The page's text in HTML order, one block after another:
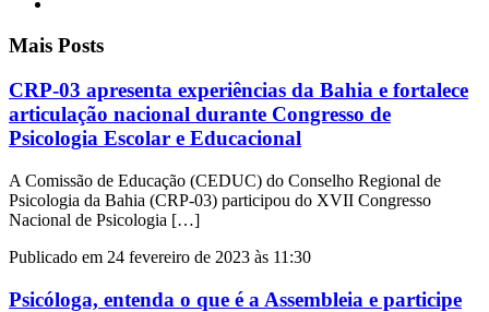
Mais Posts
CRP-03 apresenta experiências da Bahia e fortalece
articulação nacional durante Congresso de
Psicologia Escolar e Educacional
A Comissão de Educação (CEDUC) do Conselho Regional de
Psicologia da Bahia (CRP-03) participou do XVII Congresso
Nacional de Psicologia […]
Publicado em 24 fevereiro de 2023 às 11:30
Psicóloga, entenda o que é a Assembleia e participe